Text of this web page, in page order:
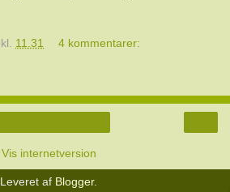
kl. 11.31 4 kommentarer:
Vis internetversion
Leveret af Blogger.